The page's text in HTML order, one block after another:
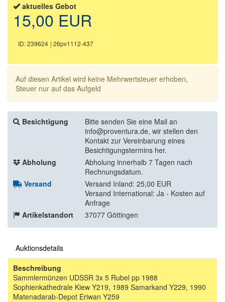
aktuelles Gebot
15,00 EUR
ID: 239624 | 26pv1112-437
Auf diesen Artikel wird keine Mehrwertsteuer erhoben,
Steuer nur auf das Aufgeld
Besichtigung
Bitte senden Sie eine Mail an
info@proventura.de, wir stellen den
Kontakt zur Vereinbarung eines
Besichtigungstermins her.
Abholung
Abholung innerhalb 7 Tagen nach
Rechnungsdatum.
Versand
Versand Inland: 25,00 EUR
Versand International: Ja - Kosten auf
Anfrage
Artikelstandort
37077 Göttingen
Auktionsdetails
Beschreibung
Sammlermünzen UDSSR 3x 5 Rubel pp 1988
Sophienkathedrale Kiew Y219, 1989 Samarkand Y229, 1990
Matenadarab-Depot Eriwan Y259